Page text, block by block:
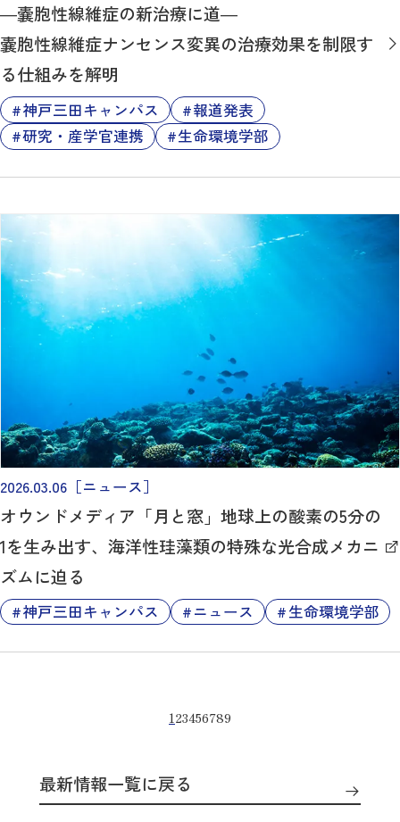
―嚢胞性線維症の新治療に道―
嚢胞性線維症ナンセンス変異の治療効果を制限す
る仕組みを解明
神戸三田キャンパス
報道発表
研究・産学官連携
生命環境学部
2026.03.06 ［ニュース］
オウンドメディア「月と窓」地球上の酸素の5分の
1を生み出す、海洋性珪藻類の特殊な光合成メカニ
ズムに迫る
神戸三田キャンパス ニュース 生命環境学部
123456789
最新情報一覧に戻る